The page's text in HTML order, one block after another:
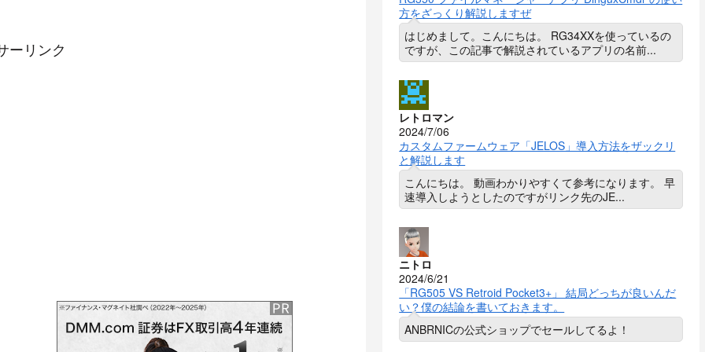
ーリンク
方をざっくり解説しますぜ
はじめまして。こんにちは。 RG34XXを使っているの
ですが、この記事で解説されているアプリの名前...
レトロマン
2024/7/06
カスタムファームウェア「JELOS」導入方法をザックリ
と解説します
こんにちは。 動画わかりやすくて参考になります。 早
速導入しようとしたのですがリンク先のJE...
ニトロ
2024/6/21
「RG505 VS Retroid Pocket3+」 結局どっちが良いんだ
い？僕の結論を書いておきます。
ANBRNICの公式ショップでセールしてるよ！